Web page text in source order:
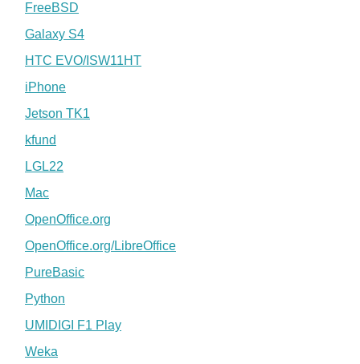
FreeBSD
Galaxy S4
HTC EVO/ISW11HT
iPhone
Jetson TK1
kfund
LGL22
Mac
OpenOffice.org
OpenOffice.org/LibreOffice
PureBasic
Python
UMIDIGI F1 Play
Weka